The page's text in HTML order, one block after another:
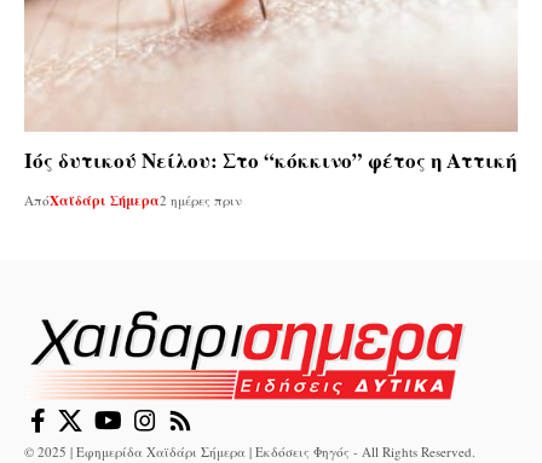
Ιός δυτικού Νείλου: Στο “κόκκινο” φέτος η Αττική
ΑπόΧαϊδάρι Σήμερα2 ημέρες πριν
© 2025 | Εφημερίδα Χαϊδάρι Σήμερα | Εκδόσεις Φηγός - All Rights Reserved.